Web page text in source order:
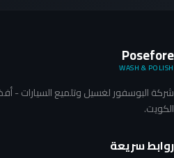
Posefore
WASH & POLISH
شركة البوسفور لغسيل وتلميع السيارات -
الكويت.
روابط سريعة